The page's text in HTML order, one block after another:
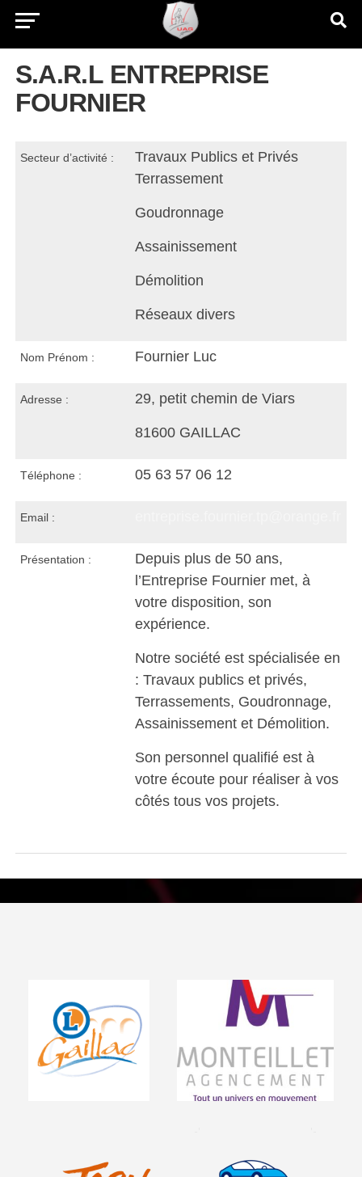
S.A.R.L ENTREPRISE
FOURNIER
Secteur d’activité :
Travaux Publics et Privés
Terrassement
Goudronnage
Assainissement
Démolition
Réseaux divers
Nom Prénom : Fournier Luc
Adresse :
29, petit chemin de Viars
81600 GAILLAC
Téléphone : 05 63 57 06 12
Email :
Présentation :
Depuis plus de 50 ans,
l’Entreprise Fournier met, à
votre disposition, son
expérience.
Notre société est spécialisée en
: Travaux publics et privés,
Terrassements, Goudronnage,
Assainissement et Démolition.
Son personnel qualifié est à
votre écoute pour réaliser à vos
côtés tous vos projets.